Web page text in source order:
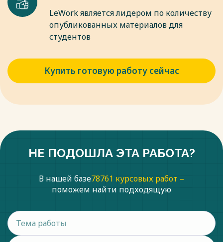
LeWork является лидером по количеству
опубликованных материалов для
студентов
Купить готовую работу сейчас
НЕ ПОДОШЛА ЭТА РАБОТА?
В нашей базе78761 курсовых работ –
поможем найти подходящую